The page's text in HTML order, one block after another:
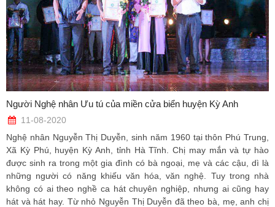
Người Nghệ nhân Ưu tú của miền cửa biển huyện Kỳ Anh
11-08-2020
Nghệ nhân Nguyễn Thị Duyễn, sinh năm 1960 tại thôn Phú Trung,
Xã Kỳ Phú, huyện Kỳ Anh, tỉnh Hà Tĩnh. Chị may mắn và tự hào
được sinh ra trong một gia đình có bà ngoại, mẹ và các cậu, dì là
những người có năng khiếu văn hóa, văn nghệ. Tuy trong nhà
không có ai theo nghề ca hát chuyên nghiệp, nhưng ai cũng hay
hát và hát hay. Từ nhỏ Nguyễn Thị Duyễn đã theo bà, mẹ, anh chị